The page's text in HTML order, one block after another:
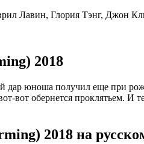
Лавин, Глория Тэнг, Джон
2018
юноша получил еще при
обернется проклятьем. И
2018 на